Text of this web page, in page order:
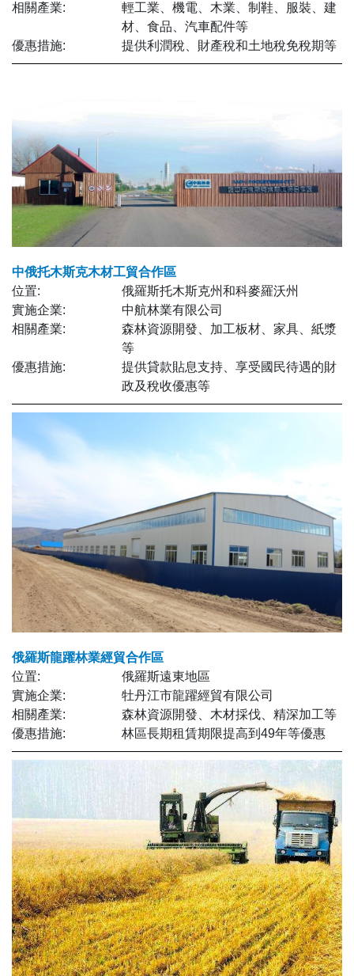
相關產業:
輕工業、機電、木業、制鞋、服裝、建
材、食品、汽車配件等
優惠措施:
提供利潤稅、財產稅和土地稅免稅期等
中俄托木斯克木材工貿合作區
位置:
俄羅斯托木斯克州和科麥羅沃州
實施企業:
中航林業有限公司
相關產業:
森林資源開發、加工板材、家具、紙漿
等
優惠措施:
提供貸款貼息支持、享受國民待遇的財
政及稅收優惠等
俄羅斯龍躍林業經貿合作區
位置:
俄羅斯遠東地區
實施企業:
牡丹江市龍躍經貿有限公司
相關產業:
森林資源開發、木材採伐、精深加工等
優惠措施:
林區長期租賃期限提高到49年等優惠